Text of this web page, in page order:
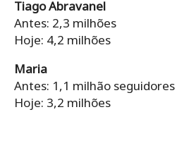
Tiago Abravanel
Antes: 2,3 milhões
Hoje: 4,2 milhões
Maria
Antes: 1,1 milhão seguidores
Hoje: 3,2 milhões